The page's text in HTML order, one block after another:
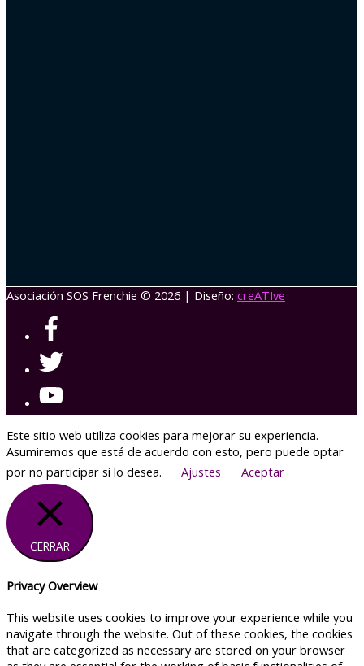
Asociación SOS Frenchie © 2026 | Diseño: creATIve
Este sitio web utiliza cookies para mejorar su experiencia.
Asumiremos que está de acuerdo con esto, pero puede optar
por no participar si lo desea.
Ajustes Aceptar
CERRAR
Privacy Overview
This website uses cookies to improve your experience while you
navigate through the website. Out of these cookies, the cookies
that are categorized as necessary are stored on your browser